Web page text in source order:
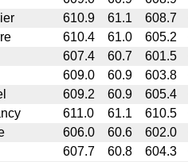
610.9 61.1 608.7
610.4 61.0 605.2
607.4 60.7 601.5
609.0 60.9 603.8
609.2 60.9 605.4
611.0 61.1 610.5
606.0 60.6 602.0
607.7 60.8 604.3